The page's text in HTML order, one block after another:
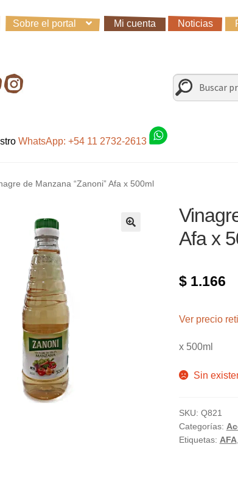
Sobre el portal Mi cuenta Noticias
en Roca Negra Sugerencias y
Buscar
por:
Buscar
WhatsApp: +54 11 2732-2613
de Manzana “Zanoni” Afa x 500ml
Afa x
$1.166
Ver precio
x 500ml
Sin
SKU: Q821
Categorías:
Etiquetas: AFA,